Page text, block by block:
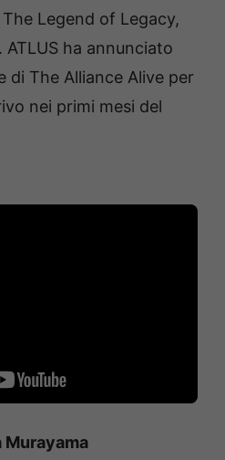
Legend of Legacy,
ha annunciato
di The Alliance Alive per
nei primi mesi del
Murayama